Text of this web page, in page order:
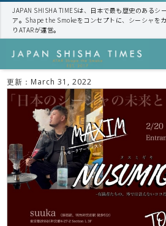
JAPAN SHISHA TIMESは、日本で最も歴史のあるシ
ア。Shape the Smokeをコンセプトに、シーシャを
りATARが運営。
更新： March 31, 2022